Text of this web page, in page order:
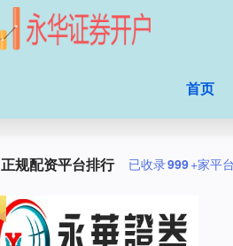
首页
正规配资平台排行 已收录999+家平台